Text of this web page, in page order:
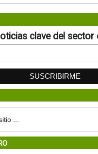
clave del sector